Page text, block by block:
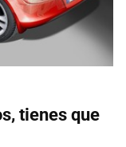
tienes que